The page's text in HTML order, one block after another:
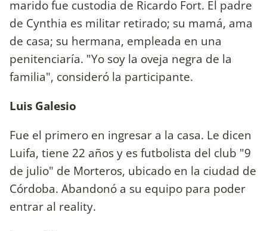
marido fue custodia de Ricardo Fort. El padre
de Cynthia es militar retirado; su mamá, ama
de casa; su hermana, empleada en una
penitenciaría. "Yo soy la oveja negra de la
familia", consideró la participante.
Luis Galesio
Fue el primero en ingresar a la casa. Le dicen
Luifa, tiene 22 años y es futbolista del club "9
de julio" de Morteros, ubicado en la ciudad de
Córdoba. Abandonó a su equipo para poder
entrar al reality.